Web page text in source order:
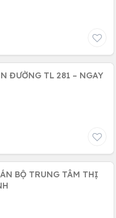
ĐƯỜNG TL 281 – NGAY
BỘ TRUNG TÂM THỊ